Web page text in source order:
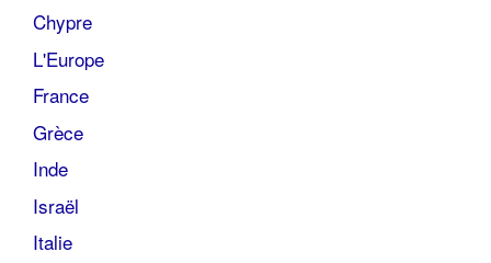
Chypre
L'Europe
France
Grèce
Inde
Israël
Italie